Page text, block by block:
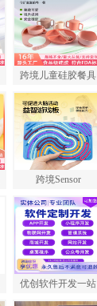
跨境儿童硅胶餐具
跨境Sensor
优创软件开发一站